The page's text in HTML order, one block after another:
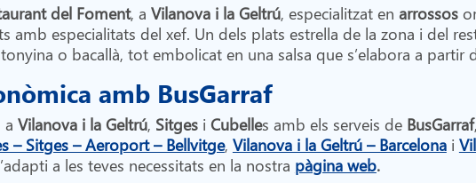
del Foment, a Vilanova i la Geltrú, especialitzat en arrossos
amb especialitats del xef. Un dels plats estrella de la zona i del
o bacallà, tot embolicat en una salsa que s’elabora a partir
amb BusGarraf
Vilanova i la Geltrú, Sitgesi Cubelles amb els serveis de BusGarraf
– Sitges – Aeroport – Bellvitge, Vilanova i la Geltrú – Barcelonai
a les teves necessitats en la nostra pàgina web.